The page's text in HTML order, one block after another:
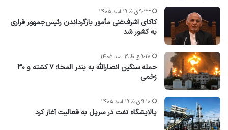
کاکای اشرف‌غنی مأمور بازگرداندن رئیس‌جمهور فراری
به کشور شد
۹:۲۳ ق.ظ ۱۹ اسد ۱۴۰۵
حمله سنگین انصارالله به بندر المخا؛ ۷ کشته و ۳۰
زخمی
۹:۱۷ ق.ظ ۱۹ اسد ۱۴۰۵
پالایشگاه نفت در سرپل به فعالیت آغاز کرد
۹:۱۰ ق.ظ ۱۹ اسد ۱۴۰۵